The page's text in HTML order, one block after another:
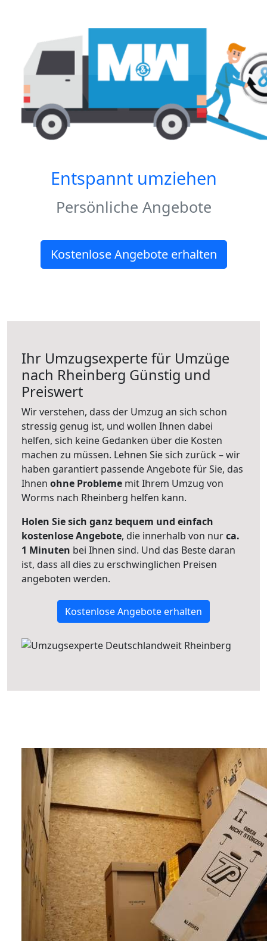
Entspannt umziehen
Persönliche Angebote
Kostenlose Angebote erhalten
Ihr Umzugsexperte für Umzüge
nach Rheinberg Günstig und
Preiswert
Wir verstehen, dass der Umzug an sich schon
stressig genug ist, und wollen Ihnen dabei
helfen, sich keine Gedanken über die Kosten
machen zu müssen. Lehnen Sie sich zurück – wir
haben garantiert passende Angebote für Sie, das
Ihnen ohne Probleme mit Ihrem Umzug von
Worms nach Rheinberg helfen kann.
Holen Sie sich ganz bequem und einfach
kostenlose Angebote, die innerhalb von nurca.
1 Minuten bei Ihnen sind. Und das Beste daran
ist, dass all dies zu erschwinglichen Preisen
angeboten werden.
Kostenlose Angebote erhalten